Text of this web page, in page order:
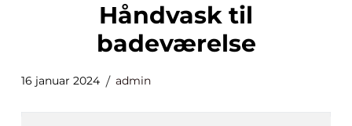
håndvask til
badeværelse
16 januar 2024 admin